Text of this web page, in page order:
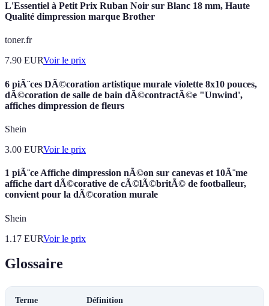
L'Essentiel à Petit Prix Ruban Noir sur Blanc 18 mm, Haute
Qualité dimpression marque Brother
toner.fr
7.90 EURVoir le prix
6 piÃ¨ces DÃ©coration artistique murale violette 8x10 pouces,
dÃ©coration de salle de bain dÃ©contractÃ©e "Unwind',
affiches dimpression de fleurs
Shein
3.00 EURVoir le prix
1 piÃ¨ce Affiche dimpression nÃ©on sur canevas et 10Ã¨me
affiche dart dÃ©corative de cÃ©lÃ©britÃ© de footballeur,
convient pour la dÃ©coration murale
Shein
1.17 EURVoir le prix
Glossaire
Terme Définition